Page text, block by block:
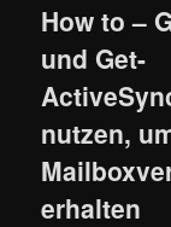
How to –
und Get-
nutzen,
erhalten